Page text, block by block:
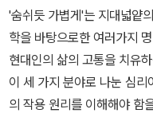
는 잘하는 편입니다ㅎ
숙한 느낌이 있어서 그런건
무 매끄러워서 그런가 하는
볍게 작성한건가 하는 생각
것 같다.
'숨쉬듯 가볍게'는 지대넓얕
학을 바탕으로한 여러가지
현대인의 삶의 고통을 치유
이 세 가지 분야로 나눈 심
의 작용 원리를 이해해야 함